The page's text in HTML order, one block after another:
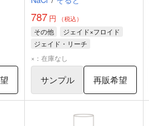
787円 （税込）
その他
ジェイド×フロイド
ジェイド・リーチ
フロイド・リーチ
×：在庫なし
サンプル 再販希望